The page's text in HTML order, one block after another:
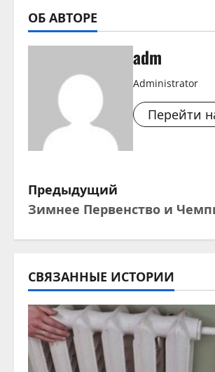
ОБ АВТОРЕ
adm
Administrator
Перейти
Н
а
и
г
а
Предыдущий
Зимнее Первенство и
СВЯЗАННЫЕ ИСТОРИИ